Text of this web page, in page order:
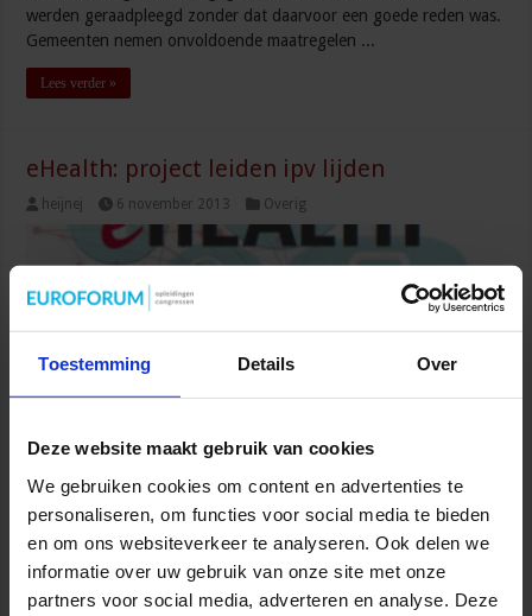
Toestemming Details Over
Deze website maakt gebruik van cookies
We gebruiken cookies om content en advertenties te
personaliseren, om functies voor social media te bieden
en om ons websiteverkeer te analyseren. Ook delen we
informatie over uw gebruik van onze site met onze
partners voor social media, adverteren en analyse. Deze
werden geraadpleegd zonder dat daarvoor een goede reden was.
Gemeenten nemen onvoldoende maatregelen ...
Lees verder »
eHealth: project leiden ipv lijden
heijnej 6 november 2013 Overig
Iedere organisatie die zich bezighoudt met eHealth implementatie
heeft bepaalde doelen voor ogen. De belofte van eHealth klinkt
rond de managementtafel, men spreekt over meer efficiëntie en
de cliënt in regie. Op zoek naar een projectleider dus. Daarbij
wordt vaak voorbijgegaan aan het feit ...